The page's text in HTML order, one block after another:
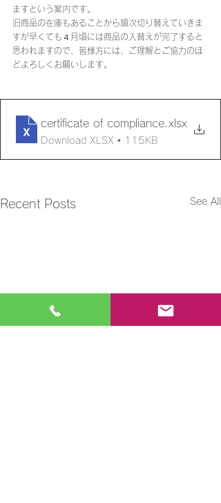
ますという案内です。
旧商品の在庫もあることから順次切り替えていきま
すが早くても４月頃には商品の入替えが完了すると
思われますので、皆様方には、ご理解とご協力のほ
どよろしくお願いします。
certificate of compliance .xlsx
Download XLSX • 115KB
Recent Posts See All